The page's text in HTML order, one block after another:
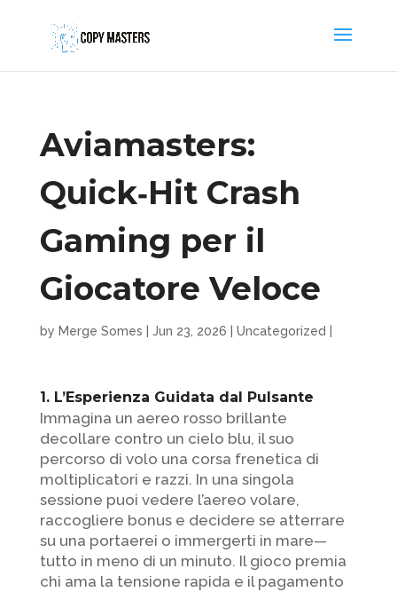
Aviamasters:
Quick‑Hit Crash
Gaming per il
Giocatore Veloce
by Merge Somes Jun 23, 2026 Uncategorized
1. L’Esperienza Guidata dal Pulsante
Immagina un aereo rosso brillante
decollare contro un cielo blu, il suo
percorso di volo una corsa frenetica di
moltiplicatori e razzi. In una singola
sessione puoi vedere l’aereo volare,
raccogliere bonus e decidere se atterrare
su una portaerei o immergerti in mare—
tutto in meno di un minuto. Il gioco premia
chi ama la tensione rapida e il pagamento